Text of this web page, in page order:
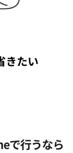
きたい
で行うなら